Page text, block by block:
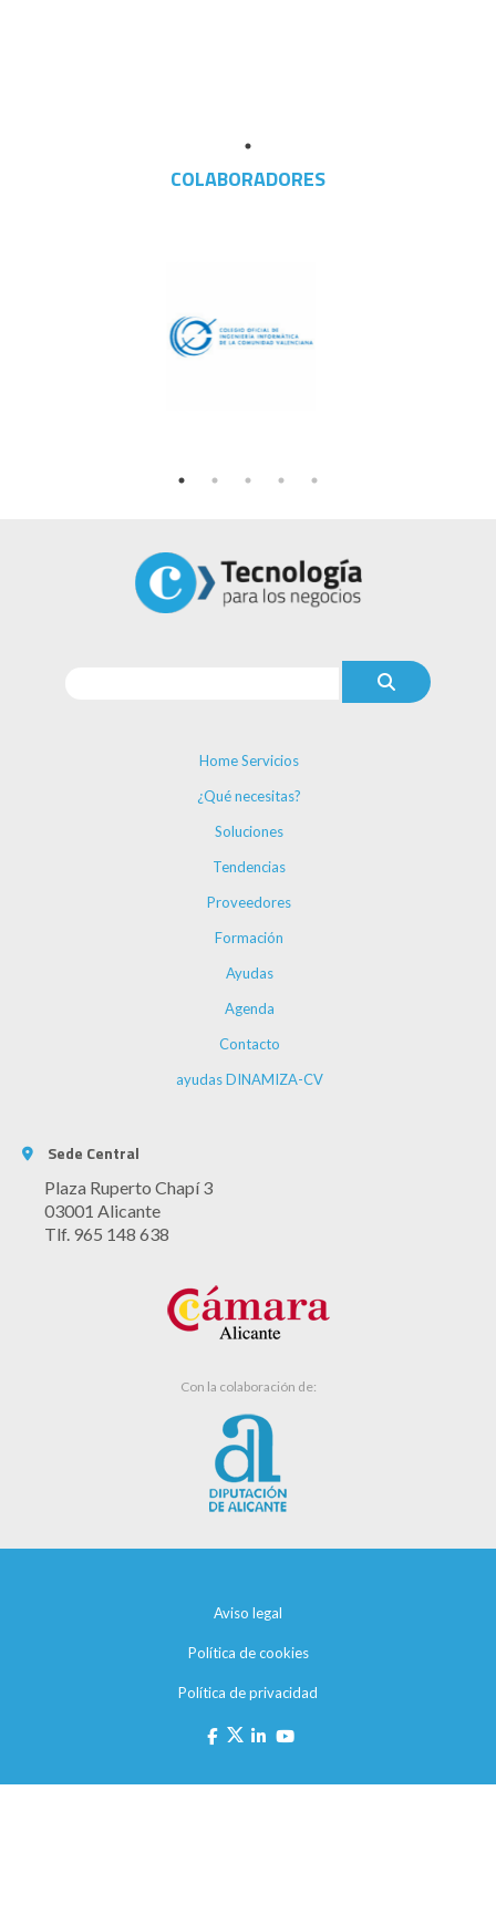
COLABORADORES
Home Servicios
¿Qué necesitas?
Soluciones
Tendencias
Proveedores
Formación
Ayudas
Agenda
Contacto
ayudas DINAMIZA-CV
Sede Central
Plaza Ruperto Chapí 3
03001 Alicante
Tlf. 965 148 638
Con la colaboración de:
Aviso legal
Política de cookies
Política de privacidad